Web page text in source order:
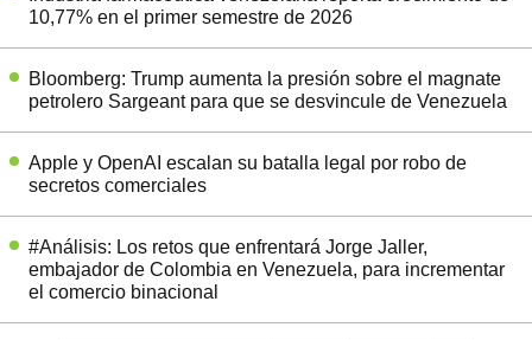
10,77% en el primer semestre de 2026
Bloomberg: Trump aumenta la presión sobre el magnate
petrolero Sargeant para que se desvincule de Venezuela
Apple y OpenAI escalan su batalla legal por robo de
secretos comerciales
#Análisis: Los retos que enfrentará Jorge Jaller,
embajador de Colombia en Venezuela, para incrementar
el comercio binacional